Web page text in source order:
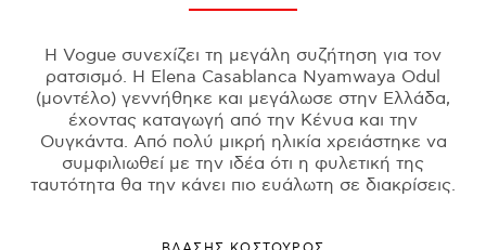
Η Vogue συνεχίζει τη μεγάλη συζήτηση για τον
ρατσισμό. Η Elena Casablanca Nyamwaya Odul
(μοντέλο) γεννήθηκε και μεγάλωσε στην Ελλάδα,
έχοντας καταγωγή από την Κένυα και την
Ουγκάντα. Από πολύ μικρή ηλικία χρειάστηκε να
συμφιλιωθεί με την ιδέα ότι η φυλετική της
ταυτότητα θα την κάνει πιο ευάλωτη σε διακρίσεις.